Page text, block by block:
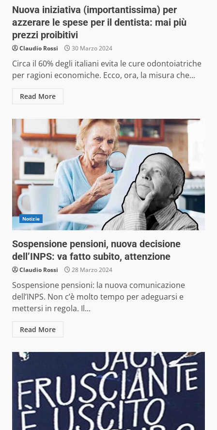
Nuova iniziativa (importantissima) per
azzerare le spese per il dentista: mai più
prezzi proibitivi
Claudio Rossi 30 Marzo 2024
Circa il 60% degli italiani evita le cure odontoiatriche
per ragioni economiche. Ecco, ora, la misura che...
Read More
Notizie
Sospensione pensioni, nuova decisione
dell’INPS: va fatto subito, attenzione
Claudio Rossi 28 Marzo 2024
Sospensione pensioni: la nuova comunicazione
dell’INPS. Non c’è molto tempo per adeguarsi e
mettersi in regola. Il...
Read More